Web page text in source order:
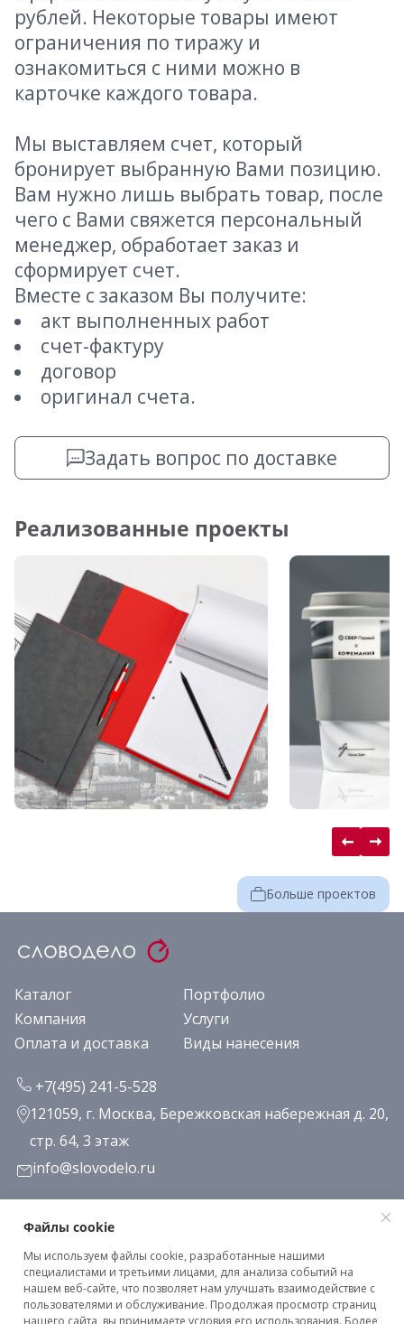
рублей. Некоторые товары имеют
ограничения по тиражу и
ознакомиться с ними можно в
карточке каждого товара.
Мы выставляем счет, который
бронирует выбранную Вами позицию.
Вам нужно лишь выбрать товар, после
чего с Вами свяжется персональный
менеджер, обработает заказ и
сформирует счет.
Вместе с заказом Вы получите:
акт выполненных работ
счет-фактуру
договор
оригинал счета.
Задать вопрос по доставке
Реализованные проекты
Больше проектов
Каталог
Портфолио
Компания
Услуги
Оплата и доставка
Виды нанесения
+7(495) 241-5-528
121059, г. Москва, Бережковская набережная д. 20,
стр. 64, 3 этаж
info@slovodelo.ru
Заказать звонок
Подписаться на рассылку
Файлы cookie
Мы используем файлы cookie, разработанные нашими
специалистами и третьими лицами, для анализа событий на
нашем веб-сайте, что позволяет нам улучшать взаимодействие с
пользователями и обслуживание. Продолжая просмотр страниц
нашего сайта, вы принимаете условия его использования. Более